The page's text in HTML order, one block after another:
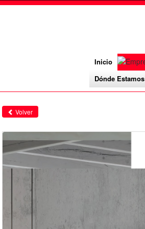
Inicio
Dónde Estamos
Volver